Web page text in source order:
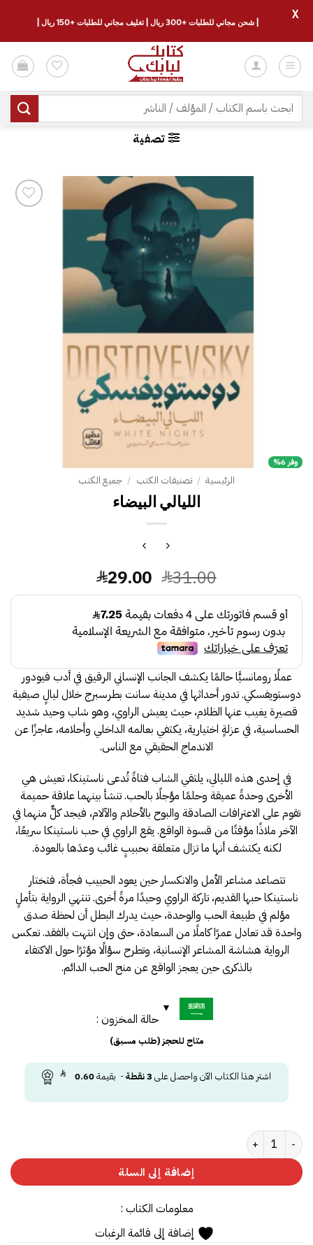
للمحتوى
البحث
عن:
تصفية
وفر 6%
الرئيسية / تصنيفات الكتب / جميع الكتب
الليالي البيضاء
31.00 السعر
الأصلي
هو:
31.00.
29.00 السعر
الحالي
هو:
29.00.
عملًا رومانسيًّا حالمًا يكشف الجانب الإنساني الرقيق في أدب فيودور
دوستويفسكي. تدور أحداثها في مدينة سانت بطرسبرج خلال ليالٍ صيفية
قصيرة يغيب عنها الظلام، حيث يعيش الراوي، وهو شاب وحيد شديد
الحساسية، في عزلةٍ اختيارية، يكتفي بعالمه الداخلي وأحلامه، عاجزًا عن
الاندماج الحقيقي مع الناس.
في إحدى هذه الليالي، يلتقي الشاب فتاةً تُدعى ناستينكا، تعيش هي
الأخرى وحدةً عميقة وحلمًا مؤجلًا بالحب. تنشأ بينهما علاقة حميمة
تقوم على الاعترافات الصادقة والبوح بالأحلام والآلام، فيجد كلٌّ منهما في
الآخر ملاذًا مؤقتًا من قسوة الواقع. يقع الراوي في حب ناستينكا سريعًا،
لكنه يكتشف أنها ما تزال متعلقة بحبيبٍ غائب وعدَها بالعودة.
تتصاعد مشاعر الأمل والانكسار حين يعود الحبيب فجأة، فتختار
ناستينكا حبها القديم، تاركة الراوي وحيدًا مرةً أخرى. تنتهي الرواية بتأملٍ
مؤلم في طبيعة الحب والوحدة، حيث يدرك البطل أن لحظة صدق
واحدة قد تعادل عمرًا كاملًا من السعادة، حتى وإن انتهت بالفقد. تعكس
الرواية هشاشة المشاعر الإنسانية، وتطرح سؤالًا مؤثرًا حول الاكتفاء
بالذكرى حين يعجز الواقع عن منح الحب الدائم.
حالة المخزون :
متاح للحجز (طلب مسبق)
اشتر هذا الكتاب الآن واحصل على 3نقطة- بقيمة0.60
كمية الليالي البيضاء
إضافة إلى السلة
معلومات الكتاب :
إضافة إلى قائمة الرغبات
| شحن مجاني للطلبات +300 ريال | تغليف مجاني للطلبات +150 ريال |
X